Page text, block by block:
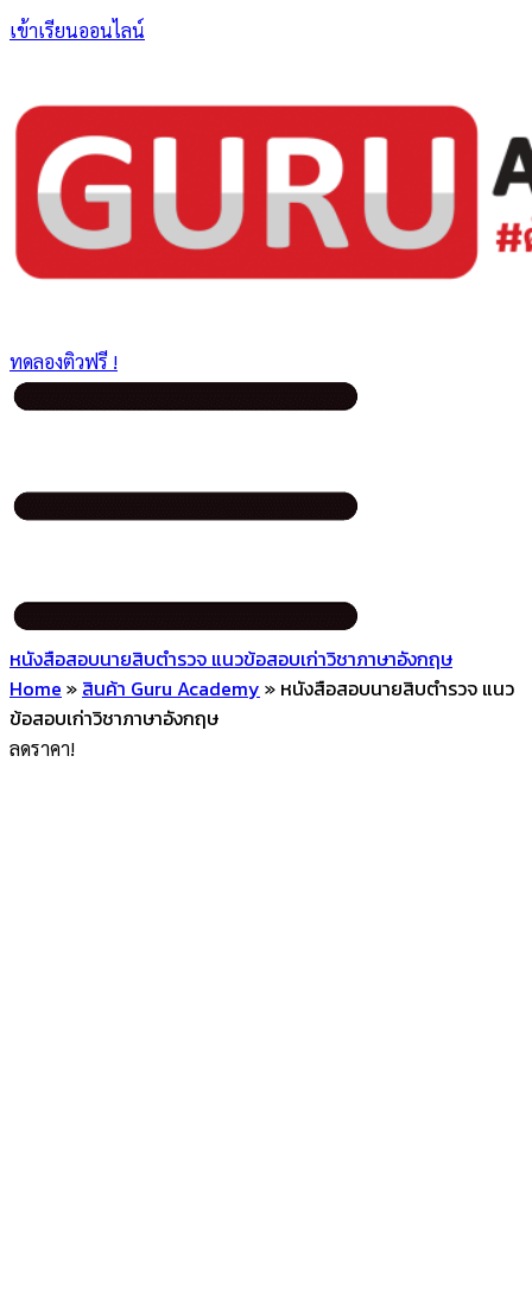
เข้าเรียนออนไลน์
ทดลองติวฟรี !
หนังสือสอบนายสิบตำรวจ แนวข้อสอบเก่าวิชาภาษาอังกฤษ
Home » สินค้า Guru Academy » หนังสือสอบนายสิบตำรวจ แนว
ข้อสอบเก่าวิชาภาษาอังกฤษ
ลดราคา!